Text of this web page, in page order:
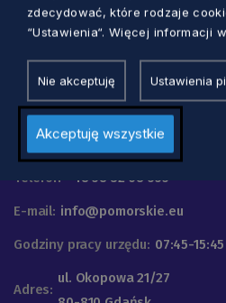
Urząd Marszałkowski
Województwa Pomorskiego
Telefon +48 58 32 68 555
E-mail: info@pomorskie.eu
Godziny pracy urzędu: 07:45-15:45
Adres:
ul. Okopowa 21/27
zdecydować, które rodzaje
“Ustawienia“. Więcej informacji w
Nie akceptuję Ustawienia
Akceptuję wszystkie